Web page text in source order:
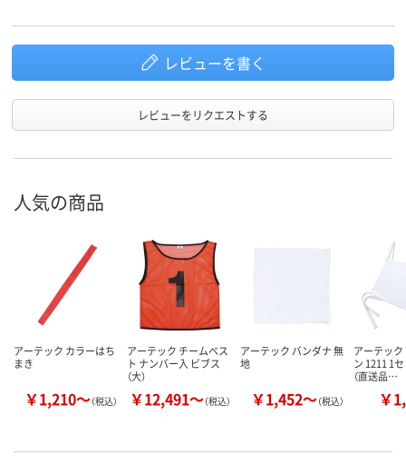
レビューを書く
レビューをリクエストする
人気の商品
アーテック カラーはち
まき
￥1,210～（税込）
アーテック チームベス
ト ナンバー入 ビブス
（大）
￥12,491～（税込）
アーテック バンダナ 無
地
￥1,452～（税込）
アーテッ
ン 1211 1
（直送品…
￥